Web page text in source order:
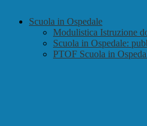
Scuola in Ospedale
Modulistica Istruzione
Scuola in Ospedale:
PTOF Scuola in